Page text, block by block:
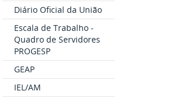
Diário Oficial da União
Escala de Trabalho -
Quadro de Servidores
PROGESP
GEAP
IEL/AM